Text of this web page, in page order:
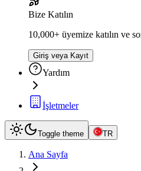
Bize Katılın
10,000+ üyemize katılın ve
Giriş veya Kayıt
Yardım
İşletmeler
Toggle theme TR
Ana Sayfa